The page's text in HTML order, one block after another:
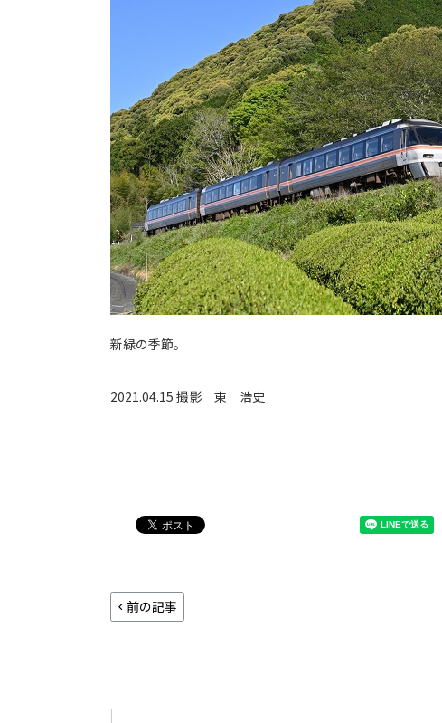
新緑の季節。
2021.04.15 撮影 東 浩史
前の記事